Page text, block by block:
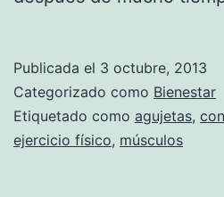
Publicada el 3 octubre, 2013
Categorizado como Bienestar
Etiquetado como agujetas,
ejercicio físico, músculos